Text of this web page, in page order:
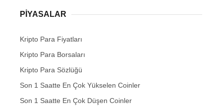
PIYASALAR
Kripto Para Fiyatları
Kripto Para Borsaları
Kripto Para Sözlüğü
Son 1 Saatte En Çok Yükselen Coinler
Son 1 Saatte En Çok Düşen Coinler